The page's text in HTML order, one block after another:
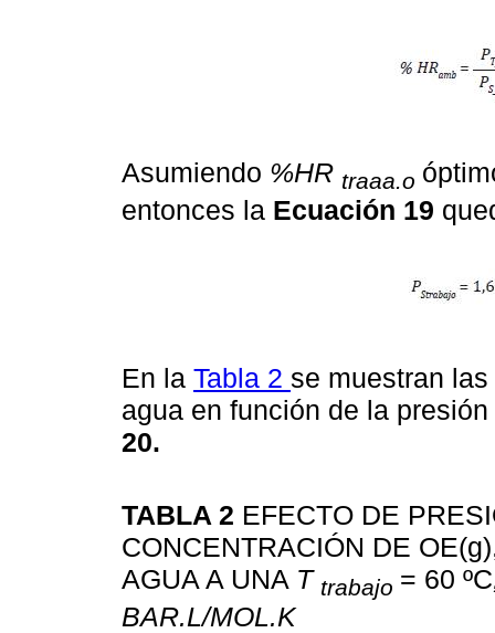
Asumiendo %HR traaa.o
entonces la Ecuación 19
En la Tabla 2 se muestran
agua en función de la
20.
TABLA 2 EFECTO DE
CONCENTRACIÓN DE
AGUA A UNA T trabajo = 60 ºC
BAR.L/MOL.K